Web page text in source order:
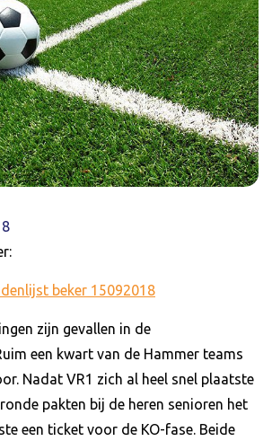
beker 15092018
zijn gevallen in de
een kwart van de Hammer teams
Nadat VR1 zich al heel snel plaatste
pakten bij de heren senioren het
een ticket voor de KO-fase. Beide